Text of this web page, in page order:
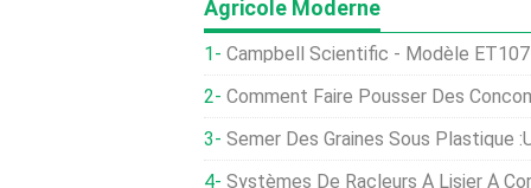
Agricole Moderne
Campbell Scientific - Modèle ET107 - Station
Comment Faire Pousser Des Concombres À
Semer Des Graines Sous Plastique :une
Systèmes De Racleurs À Lisier À